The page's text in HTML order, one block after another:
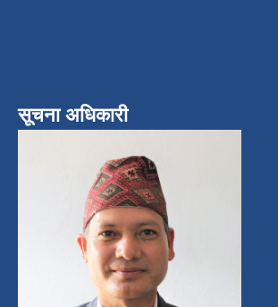
सूचना अधिकारी